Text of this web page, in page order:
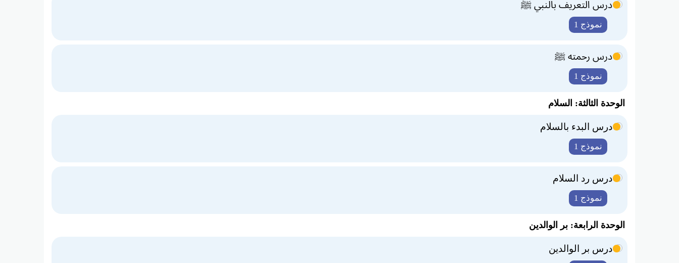
درس التعريف بالنبي ﷺ
نموذج 1
درس رحمته ﷺ
نموذج 1
الوحدة الثالثة: السلام
درس البدء بالسلام
نموذج 1
درس رد السلام
نموذج 1
الوحدة الرابعة: بر الوالدين
درس بر الوالدين